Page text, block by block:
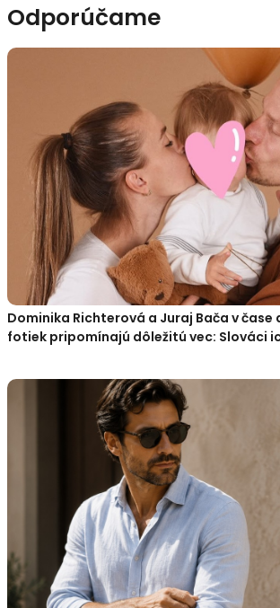
Odporúčame
Dominika Richterová a Juraj Bača v čase
fotiek pripomínajú dôležitú vec: Slováci